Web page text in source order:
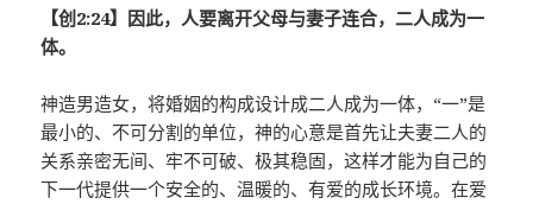
【创2:24】因此，人要离开父母与妻子连合，二人成为一
体。
神造男造女，将婚姻的构成设计成二人成为一体，“一”是
最小的、不可分割的单位，神的心意是首先让夫妻二人的
关系亲密无间、牢不可破、极其稳固，这样才能为自己的
下一代提供一个安全的、温暖的、有爱的成长环境。在爱